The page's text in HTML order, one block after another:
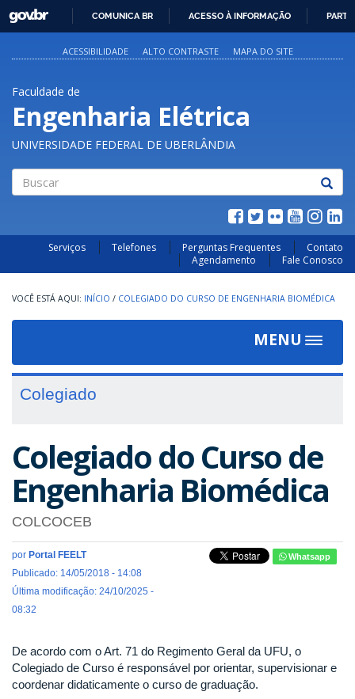
PARA
O
GOVBR
COMUNICA BR ACESSO À INFORMAÇÃO
ACESSIBILIDADE ALTO CONTRASTE MAPA DO SITE
Faculdade de
Engenharia Elétrica
UNIVERSIDADE FEDERAL DE UBERLÂNDIA
Serviços Telefones Perguntas Frequentes
Contato
Agendamento
Fale Conosco
INÍCIO / COLEGIADO DO CURSO DE ENGENHARIA BIOMÉDICA
MENU
Toggle
Colegiado
Colegiado do Curso de
Engenharia Biomédica
COLCOCEB
por Portal FEELT
Publicado: 14/05/2018 - 14:08
Última modificação: 24/10/2025 -
08:32
Whatsapp
De acordo com o Art. 71 do Regimento Geral da UFU, o
Colegiado de Curso é responsável por orientar, supervisionar e
coordenar didaticamente o curso de graduação.